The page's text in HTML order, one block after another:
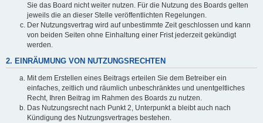
Sie das Board nicht weiter nutzen. Für die Nutzung des Boards gelten
jeweils die an dieser Stelle veröffentlichten Regelungen.
Der Nutzungsvertrag wird auf unbestimmte Zeit geschlossen und kann
von beiden Seiten ohne Einhaltung einer Frist jederzeit gekündigt
werden.
2. EINRÄUMUNG VON NUTZUNGSRECHTEN
Mit dem Erstellen eines Beitrags erteilen Sie dem Betreiber ein
einfaches, zeitlich und räumlich unbeschränktes und unentgeltliches
Recht, Ihren Beitrag im Rahmen des Boards zu nutzen.
Das Nutzungsrecht nach Punkt 2, Unterpunkt a bleibt auch nach
Kündigung des Nutzungsvertrages bestehen.